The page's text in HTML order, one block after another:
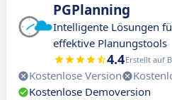
PGPlanning
Intelligente Lösungen
effektive Planungstools
4.4Erstellt auf
Kostenlose Version
Kostenlose Demoversion